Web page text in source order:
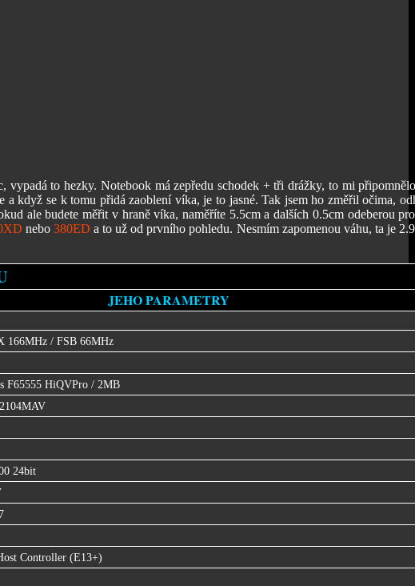
to hezky. Notebook má zepředu schodek + tři drážky, to mi
když se k tomu přidá zaoblení víka, je to jasné. Tak jsem ho změřil očima,
ale budete měřit v hraně víka, naměříte 5.5cm a dalších 0.5cm odeberou
nebo 380ED a to už od prvního pohledu. Nesmím zapomenou váhu, ta je
JEHO PARAMETRY
166MHz / FSB 66MHz
F65555 HiQVPro / 2MB
24bit
Controller (E13+)